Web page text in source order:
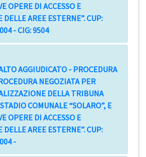
OPERE DI ACCESSO E
AREE ESTERNE”. CUP:
- CIG: 9504
AGGIUDICATO - PROCEDURA
NEGOZIATA PER
DELLA TRIBUNA
COMUNALE “SOLARO”, E
OPERE DI ACCESSO E
AREE ESTERNE”. CUP:
-